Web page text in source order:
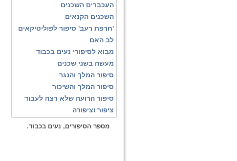
העכברים השכנים
השכנים הקנאים
'חרפת רעב' סיפור לפוליטיקאים
לב האם
מבוא לסיפורי נעים בכבוד
מעשה בשני שכנים
סיפור המלך והנגר
סיפור המלך והשיכור
סיפור הרועה שלא רצה לעבוד
ציפור וציפורה
מספר הסיפורים, נעים בכבוד.